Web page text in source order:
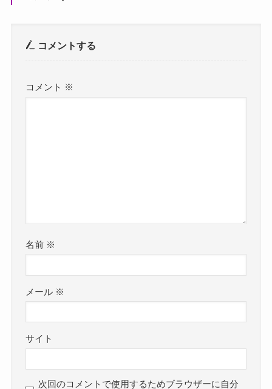
コメントする
コメント ※
名前 ※
メール ※
サイト
次回のコメントで使用するためブラウザーに自分